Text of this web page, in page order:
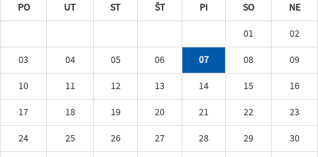
PO UT ST ŠT PI SO
NE
01
02
03
04 05 06 07 08
09
10
11 12 13 14 15
16
17
18 19 20 21 22
23
24
25 26 27 28 29
30